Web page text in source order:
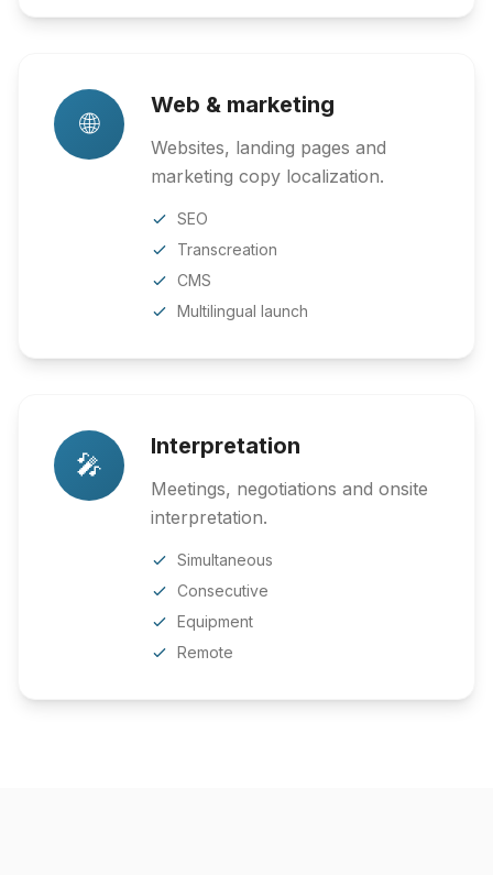
🌐
Web & marketing
Websites, landing pages and
marketing copy localization.
SEO
Transcreation
CMS
Multilingual launch
🎤
Interpretation
Meetings, negotiations and onsite
interpretation.
Simultaneous
Consecutive
Equipment
Remote